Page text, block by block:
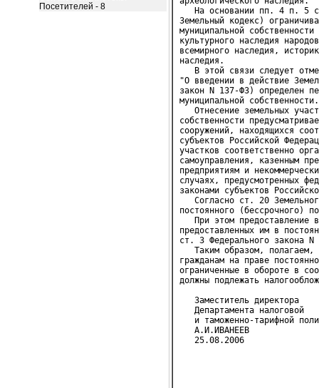
Посетителей - 8
На основании пп. 4 п. 5
Земельный кодекс)
муниципальной
культурного наследия
всемирного наследия,
наследия.
В этой связи следует
"О введении в действие
закон N 137-ФЗ) определен
муниципальной собственности.
Отнесение земельных
собственности
сооружений, находящихся
субъектов Российской
участков соответственно
самоуправления, казенным
предприятиям и
случаях, предусмотренных
законами субъектов
Согласно ст. 20
постоянного (бессрочного)
При этом предоставление
предоставленных им в
ст. 3 Федерального закона
Таким образом, полагаем,
гражданам на праве
ограниченные в обороте в
должны подлежать
Заместитель директора
Департамента налоговой
и таможенно-тарифной
А.И.ИВАНЕЕВ